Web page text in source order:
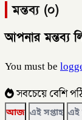
মন্তব্য (০)
আপনার মন্তব্য
You must be
সবচেয়ে বেশি
আজ এই সপ্তাহ এই